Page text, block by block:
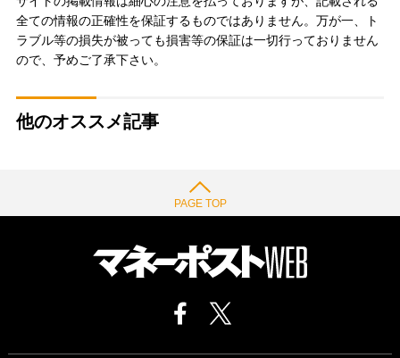
全ての情報の正確性を保証するものではありません。万が一、ト
ラブル等の損失が被っても損害等の保証は一切行っておりません
ので、予めご了承下さい。
他のオススメ記事
PAGE TOP